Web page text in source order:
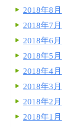
2018年8月
2018年7月
2018年6月
2018年5月
2018年4月
2018年3月
2018年2月
2018年1月